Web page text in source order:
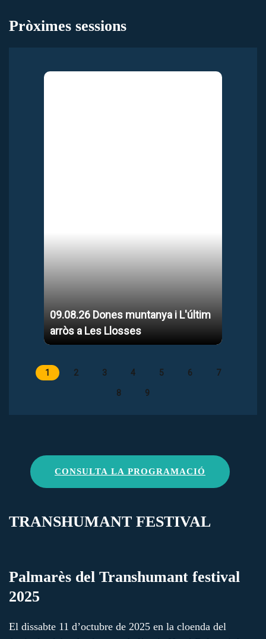
Pròximes sessions
09.08.26 Dones muntanya i L'últim
arròs a Les Llosses
1 2 3 4 5 6 7
8 9
CONSULTA LA PROGRAMACIÓ
TRANSHUMANT FESTIVAL
Palmarès del Transhumant festival
2025
El dissabte 11 d’octubre de 2025 en la cloenda del